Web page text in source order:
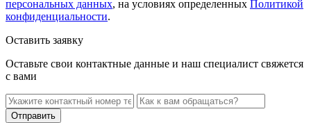
персональных данных, на условиях определенных Политикой
конфиденциальности.
Оставить заявку
Оставьте свои контактные данные и наш специалист свяжется
с вами